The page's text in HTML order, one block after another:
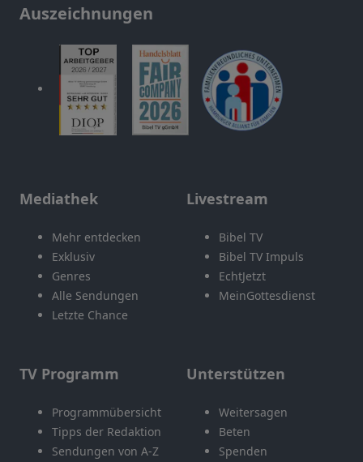
Auszeichnungen
Mediathek
Mehr entdecken
Exklusiv
Genres
Alle Sendungen
Letzte Chance
Livestream
Bibel TV
Bibel TV Impuls
EchtJetzt
MeinGottesdienst
TV Programm
Programmübersicht
Tipps der Redaktion
Sendungen von A-Z
Unterstützen
Weitersagen
Beten
Spenden